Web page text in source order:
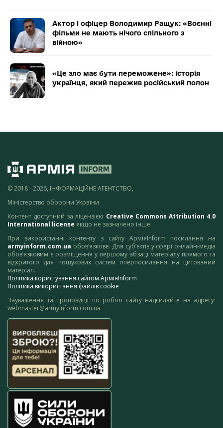
Актор і офіцер Володимир Ращук: «Воєнні
фільми не мають нічого спільного з
війною»
«Це зло має бути переможене»: історія
українця, який пережив російський полон
© 2018 - 2026, ІНФОРМАЦІЙНЕ АГЕНТСТВО,
Міністерство оборони України
Контент доступний за ліцензією Creative Commons Attribution 4.0
International license якщо не зазначено інше.
При використанні контенту з сайту АрміяInform посилання на
armyinform.com.ua обов’язкове. Для суб’єктів у сфері онлайн-медіа
обов’язковим є розміщення у першому абзаці матеріалу прямого та
відкритого для пошукових систем гіперпосилання на цитований
матеріал.
Політика користування сайтом АрміяInform
Політика використання файлів cookie
Зауваження та пропозиції по роботі сайту надсилайте на адресу:
webmaster@armyinform.com.ua